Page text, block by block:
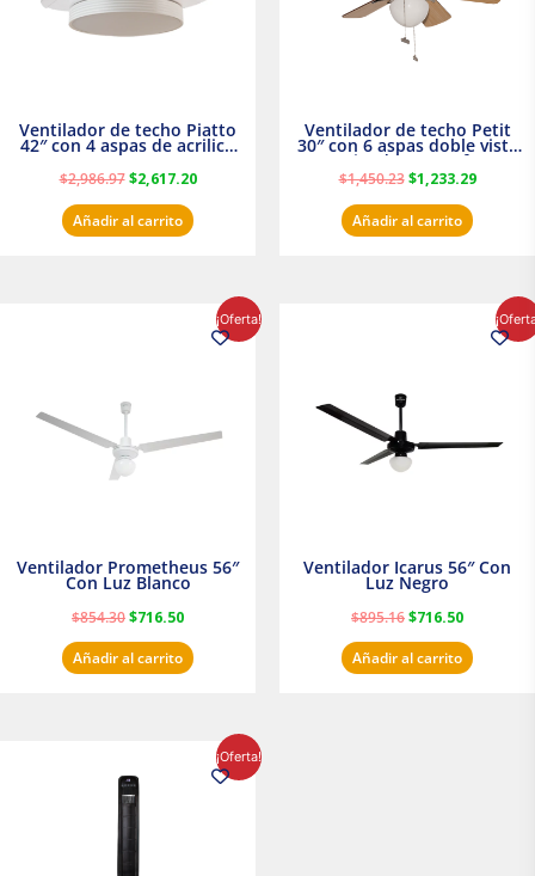
Ventilador de techo Piatto
42″ con 4 aspas de acrilico
transparente
$2,986.97 $2,617.20
Añadir al carrito
Ventilador de techo Petit
30″ con 6 aspas doble vista
Satinado Masterfan
$1,450.23 $1,233.29
Añadir al carrito
¡Oferta!
Ventilador Prometheus 56″
Con Luz Blanco
$854.30$716.50
precio
actual
Añadir al carrito
Ventilador Icarus 56″ Con
Luz Negro
$895.16$716.50
precio
actual
Añadir al carrito
¡Oferta!
original
era:
precio
actual